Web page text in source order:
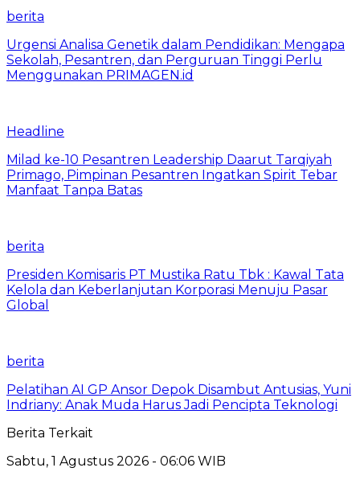
berita
Urgensi Analisa Genetik dalam Pendidikan: Mengapa
Sekolah, Pesantren, dan Perguruan Tinggi Perlu
Menggunakan PRIMAGEN.id
Headline
Milad ke-10 Pesantren Leadership Daarut Tarqiyah
Primago, Pimpinan Pesantren Ingatkan Spirit Tebar
Manfaat Tanpa Batas
berita
Presiden Komisaris PT Mustika Ratu Tbk : Kawal Tata
Kelola dan Keberlanjutan Korporasi Menuju Pasar
Global
berita
Pelatihan AI GP Ansor Depok Disambut Antusias, Yuni
Indriany: Anak Muda Harus Jadi Pencipta Teknologi
Berita Terkait
Sabtu, 1 Agustus 2026 - 06:06 WIB